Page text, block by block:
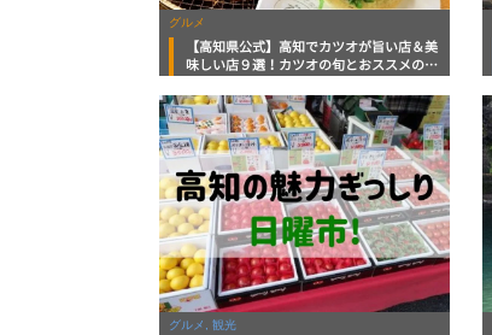
グルメ
【高知県公式】高知でカツオが旨い店＆美
味しい店９選！カツオの旬とおススメのお
グルメ, 観光